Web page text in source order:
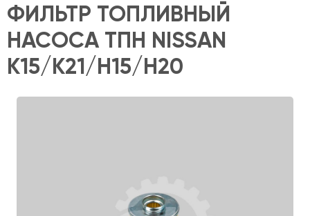
ФИЛЬТР ТОПЛИВНЫЙ
НАСОСА ТПН NISSAN
K15/K21/H15/H20